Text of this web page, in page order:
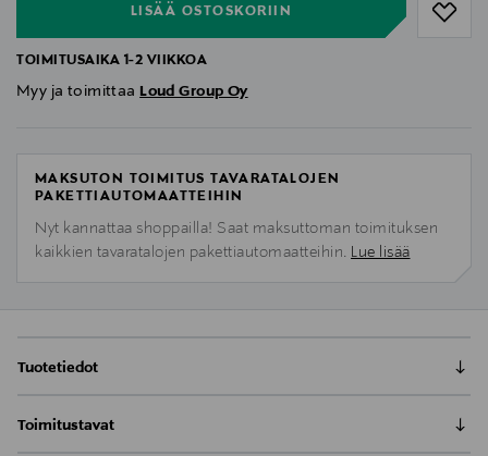
LISÄÄ OSTOSKORIIN
TOIMITUSAIKA 1-2 VIIKKOA
Myy ja toimittaa Loud Group Oy
MAKSUTON TOIMITUS TAVARATALOJEN
PAKETTIAUTOMAATTEIHIN
Nyt kannattaa shoppailla! Saat maksuttoman toimituksen
kaikkien tavaratalojen pakettiautomaatteihin. Lue lisää
Tuotetiedot
tyylikkään, modernin muotoilun ja vaikuttavan
Toimitustavat